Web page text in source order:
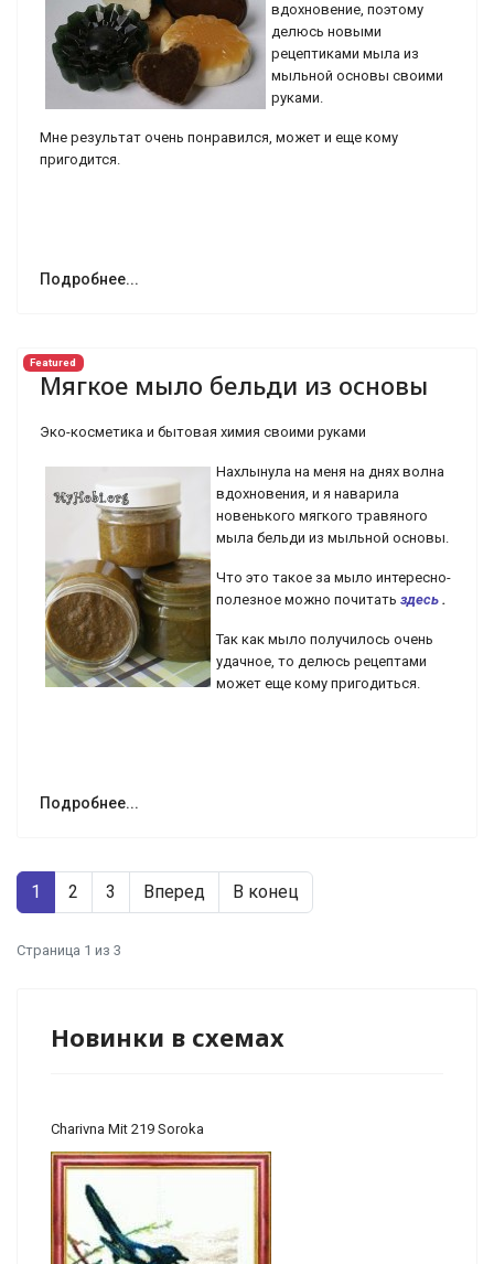
вдохновение, поэтому
делюсь новыми
рецептиками мыла из
мыльной основы своими
руками.
Мне результат очень понравился, может и еще кому
пригодится.
Подробнее...
Featured
Мягкое мыло бельди из основы
Эко-косметика и бытовая химия своими руками
Нахлынула на меня на днях волна
вдохновения, и я наварила
новенького мягкого травяного
мыла бельди из мыльной основы.
Что это такое за мыло интересно-
полезное можно почитать здесь .
Так как мыло получилось очень
удачное, то делюсь рецептами
может еще кому пригодиться.
Подробнее...
1 2 3 Вперед В конец
Страница 1 из 3
Новинки в схемах
Charivna Mit 219 Soroka